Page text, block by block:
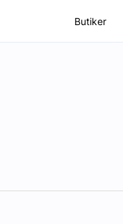
Butiker